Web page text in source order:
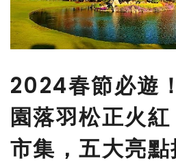
2024春節必遊
園落羽松正火
市集，五大亮